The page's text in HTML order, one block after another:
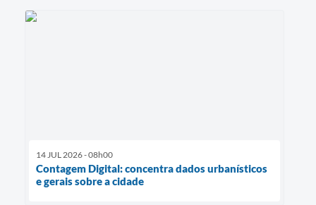
14 JUL 2026 - 08h00
Contagem Digital: concentra dados urbanísticos
e gerais sobre a cidade